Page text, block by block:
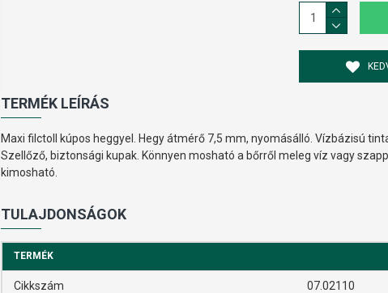
TERMÉK LEÍRÁS
Maxi filctoll kúpos heggyel. Hegy átmérő 7,5 mm, nyomásálló. Vízbázisú
Szellőző, biztonsági kupak. Könnyen mosható a bőrről meleg víz vagy
kimosható.
TULAJDONSÁGOK
TERMÉK
Cikkszám 07.02110